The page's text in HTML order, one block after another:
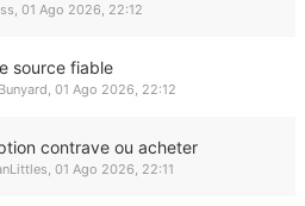
, 01 Ago 2026, 22:12
source fiable
, 01 Ago 2026, 22:12
contrave ou acheter
, 01 Ago 2026, 22:11